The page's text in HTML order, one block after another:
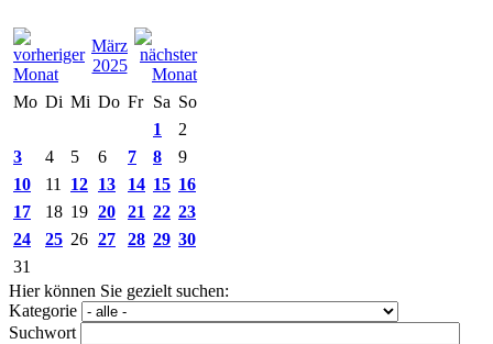
März
2025
Mo Di Mi Do Fr Sa So
1
2
3
4 5 6 7 8
9
10
11 12 13 14 15 16
17
18 19 20 21 22 23
24
25 26 27 28 29 30
31
Hier können Sie gezielt suchen:
Kategorie
Suchwort